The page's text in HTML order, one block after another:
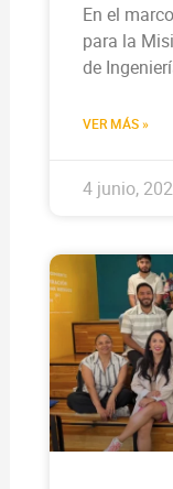
En el
para la
de
VER MÁS »
4 junio,